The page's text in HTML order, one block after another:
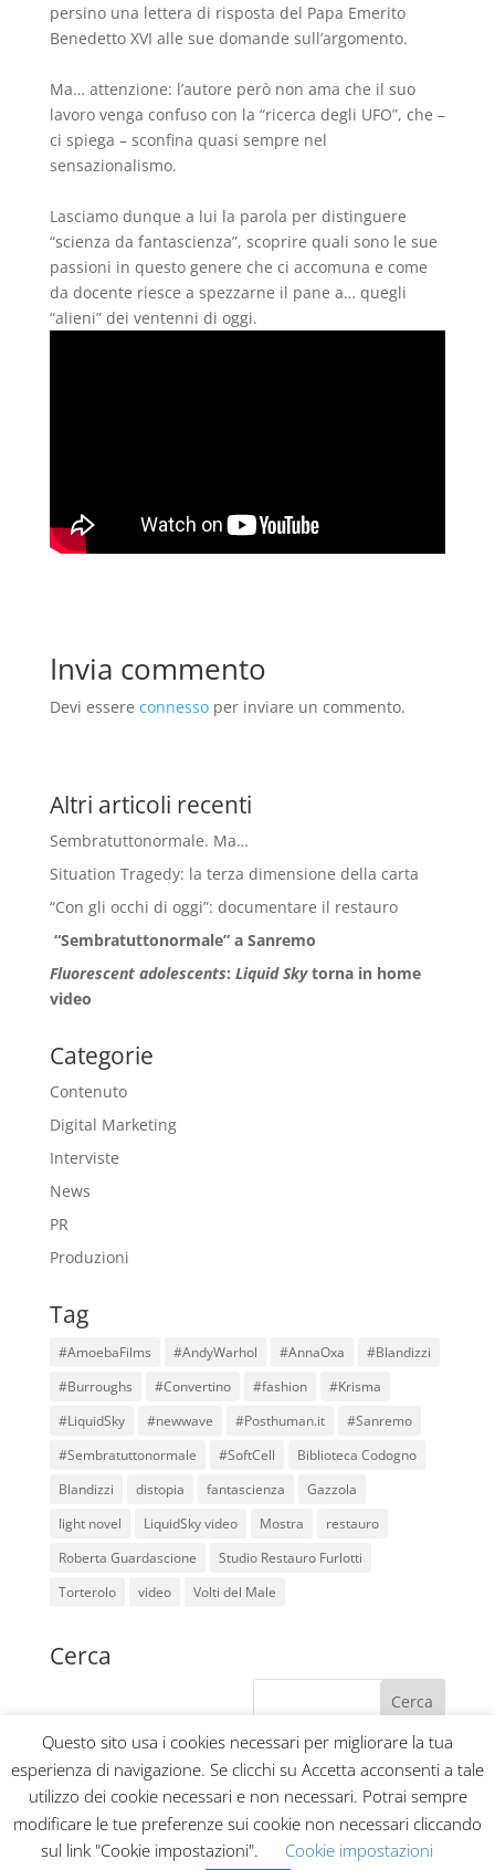
persino una lettera di risposta del Papa Emerito
Benedetto XVI alle sue domande sull’argomento.
Ma… attenzione: l’autore però non ama che il suo
lavoro venga confuso con la “ricerca degli UFO”, che –
ci spiega – sconfina quasi sempre nel
sensazionalismo.
Lasciamo dunque a lui la parola per distinguere
“scienza da fantascienza”, scoprire quali sono le sue
passioni in questo genere che ci accomuna e come
da docente riesce a spezzarne il pane a… quegli
“alieni” dei ventenni di oggi.
Invia commento
Devi essere connessoper inviare un commento.
Altri articoli recenti
Sembratuttonormale. Ma…
Situation Tragedy: la terza dimensione della carta
“Con gli occhi di oggi”: documentare il restauro
“Sembratuttonormale” a Sanremo
Fluorescent adolescents: Liquid Skytorna in home
video
Categorie
Contenuto
Digital Marketing
Interviste
News
PR
Produzioni
Tag
#AmoebaFilms #AndyWarhol #AnnaOxa
#Blandizzi
#Burroughs
#Convertino #fashion
#Krisma
#LiquidSky
#newwave #Posthuman.it
#Sanremo
#Sembratuttonormale
#SoftCell
Biblioteca Codogno
Blandizzi
distopia fantascienza
Gazzola
light novel
LiquidSky video Mostra
restauro
Roberta Guardascione
Studio Restauro Furlotti
Torterolo
video Volti del Male
Cerca
Home Blog
Collabora con noi
Privacy Policy
Contatti
Questo sito usa i cookies necessari per migliorare la tua
esperienza di navigazione. Se clicchi su Accetta acconsenti a tale
utilizzo dei cookie necessari e non necessari. Potrai sempre
modificare le tue preferenze sui cookie non necessari cliccando
sul link "Cookie impostazioni".
Cookie impostazioni